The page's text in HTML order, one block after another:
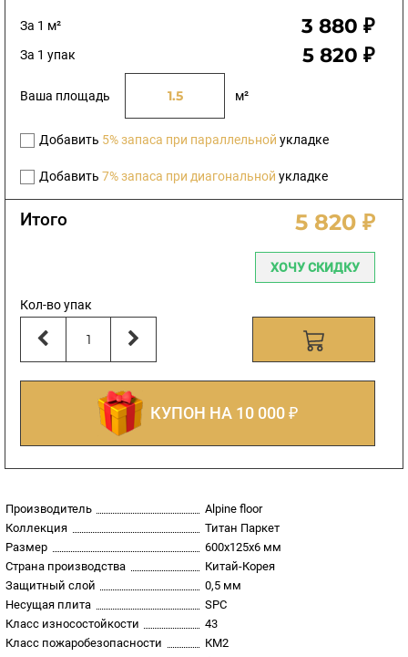
За 1 м² 3 880 ₽
За 1 упак 5 820 ₽
Ваша площадь м²
Добавить 5% запаса при параллельной укладке
Добавить 7% запаса при диагональной укладке
Итого 5 820 ₽
ХОЧУ СКИДКУ
Кол-во упак
КУПОН НА 10 000 ₽
Производитель
Alpine floor
Коллекция
Титан Паркет
Размер
600х125х6 мм
Страна производства
Китай-Корея
Защитный слой
0,5 мм
Несущая плита
SPC
Класс износостойкости
43
Класс пожаробезопасности
КМ2